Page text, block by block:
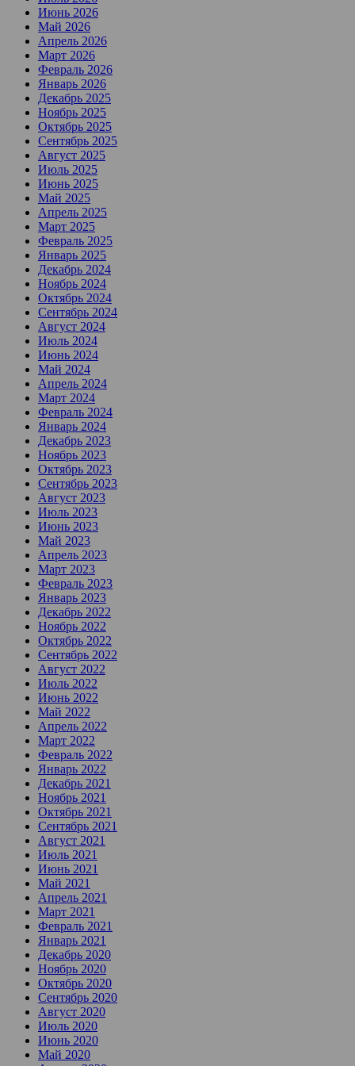
Июнь 2026
Май 2026
Апрель 2026
Март 2026
Февраль 2026
Январь 2026
Декабрь 2025
Ноябрь 2025
Октябрь 2025
Сентябрь 2025
Август 2025
Июль 2025
Июнь 2025
Май 2025
Апрель 2025
Март 2025
Февраль 2025
Январь 2025
Декабрь 2024
Ноябрь 2024
Октябрь 2024
Сентябрь 2024
Август 2024
Июль 2024
Июнь 2024
Май 2024
Апрель 2024
Март 2024
Февраль 2024
Январь 2024
Декабрь 2023
Ноябрь 2023
Октябрь 2023
Сентябрь 2023
Август 2023
Июль 2023
Июнь 2023
Май 2023
Апрель 2023
Март 2023
Февраль 2023
Январь 2023
Декабрь 2022
Ноябрь 2022
Октябрь 2022
Сентябрь 2022
Август 2022
Июль 2022
Июнь 2022
Май 2022
Апрель 2022
Март 2022
Февраль 2022
Январь 2022
Декабрь 2021
Ноябрь 2021
Октябрь 2021
Сентябрь 2021
Август 2021
Июль 2021
Июнь 2021
Май 2021
Апрель 2021
Март 2021
Февраль 2021
Январь 2021
Декабрь 2020
Ноябрь 2020
Октябрь 2020
Сентябрь 2020
Август 2020
Июль 2020
Июнь 2020
Май 2020